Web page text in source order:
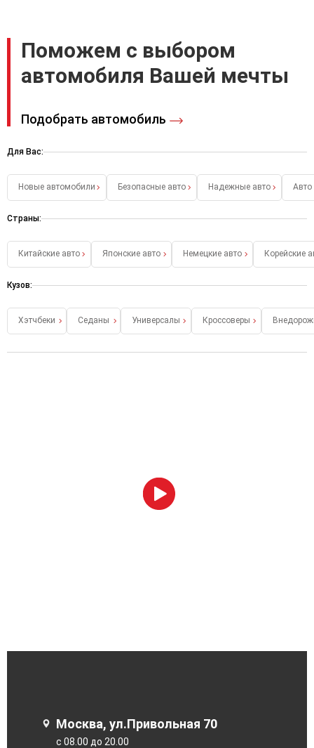
Поможем с выбором
автомобиля Вашей мечты
Подобрать автомобиль
Для Вас:
Новые автомобили Безопасные авто Надежные авто
Страны:
Китайские авто Японские авто Немецкие авто Корейские
Кузов:
Хэтчбеки Седаны Универсалы Кроссоверы
Москва, ул.Привольная 70
с 08.00 до 20.00